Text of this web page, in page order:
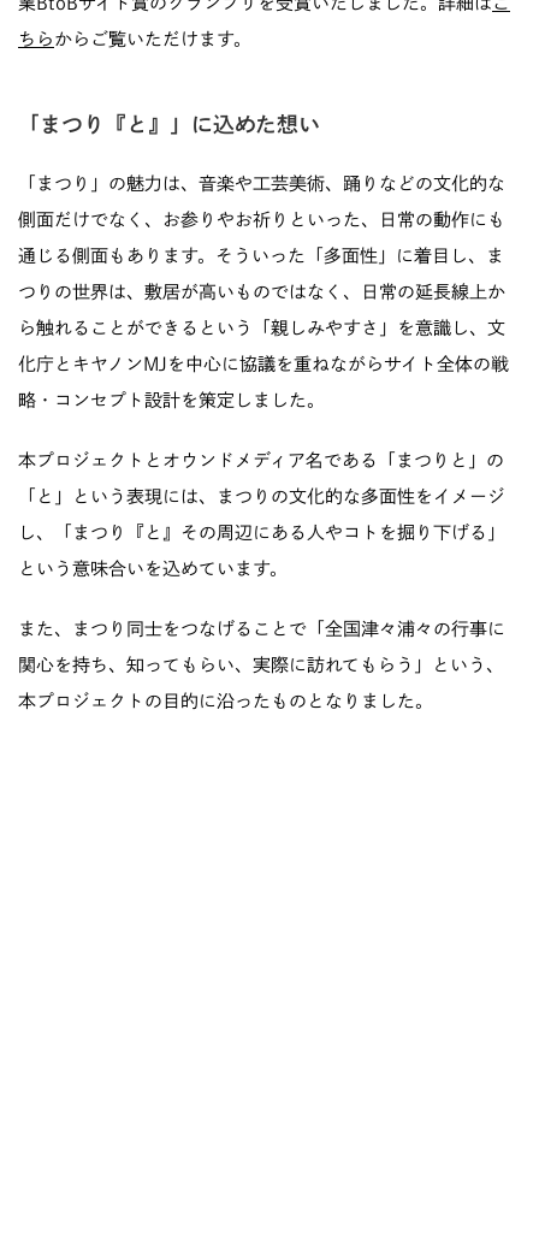
ちら からご覧いただけます。
「まつり『と』」に込めた想い
「まつり」の魅力は、音楽や工芸美術、踊りなどの文化的な
側面だけでなく、お参りやお祈りといった、日常の動作にも
通じる側面もあります。そういった「多面性」に着目し、ま
つりの世界は、敷居が高いものではなく、日常の延長線上か
ら触れることができるという「親しみやすさ」を意識し、文
化庁とキヤノンMJを中心に協議を重ねながらサイト全体の戦
略・コンセプト設計を策定しました。
本プロジェクトとオウンドメディア名である「まつりと」の
「と」という表現には、まつりの文化的な多面性をイメージ
し、「まつり『と』その周辺にある人やコトを掘り下げる」
という意味合いを込めています。
また、まつり同士をつなげることで「全国津々浦々の行事に
関心を持ち、知ってもらい、実際に訪れてもらう」という、
本プロジェクトの目的に沿ったものとなりました。